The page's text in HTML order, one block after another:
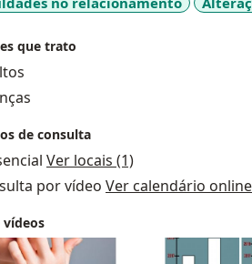
sexualidades e prevenção das
que trato
de consulta
Ver locais (1)
por vídeo Ver calendário online
vídeos